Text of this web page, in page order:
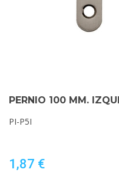
PERNIO 100 MM.
PI-P5I
1,87 €